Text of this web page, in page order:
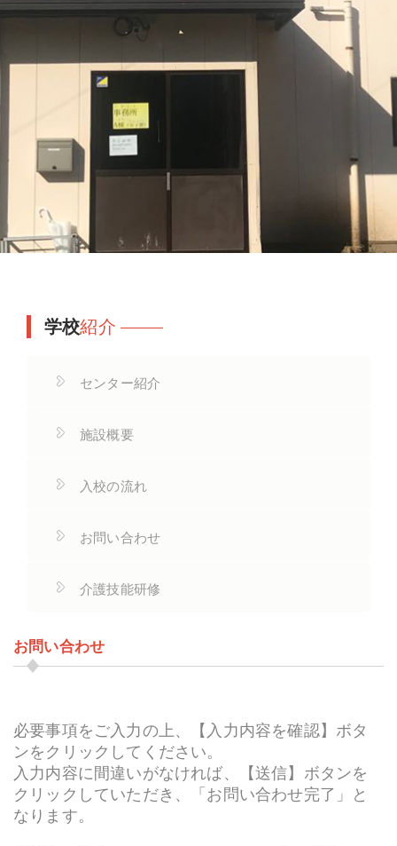
学校紹介
センター紹介
施設概要
入校の流れ
お問い合わせ
介護技能研修
お問い合わせ
必要事項をご入力の上、【入力内容を確認】ボタ
ンをクリックしてください。
入力内容に間違いがなければ、【送信】ボタンを
クリックしていただき、「お問い合わせ完了」と
なります。